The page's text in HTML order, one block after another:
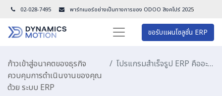
02-028-7495 พาร์ทเนอร์อย่างเป็นทางการของ ODOO สิงคโปร์ 2025
ขอรับแผนโซลูชั่น ERP
ก้าวเข้าสู่อนาคตของธุรกิจ
ควบคุมการดำเนินงานของคุณ
ด้วย ระบบ ERP
โปรแกรมสำเร็จรูป ERP คืออะไร ต่างจากโปรแกรม ERP ที่พัฒนาใหม่อย่างไร